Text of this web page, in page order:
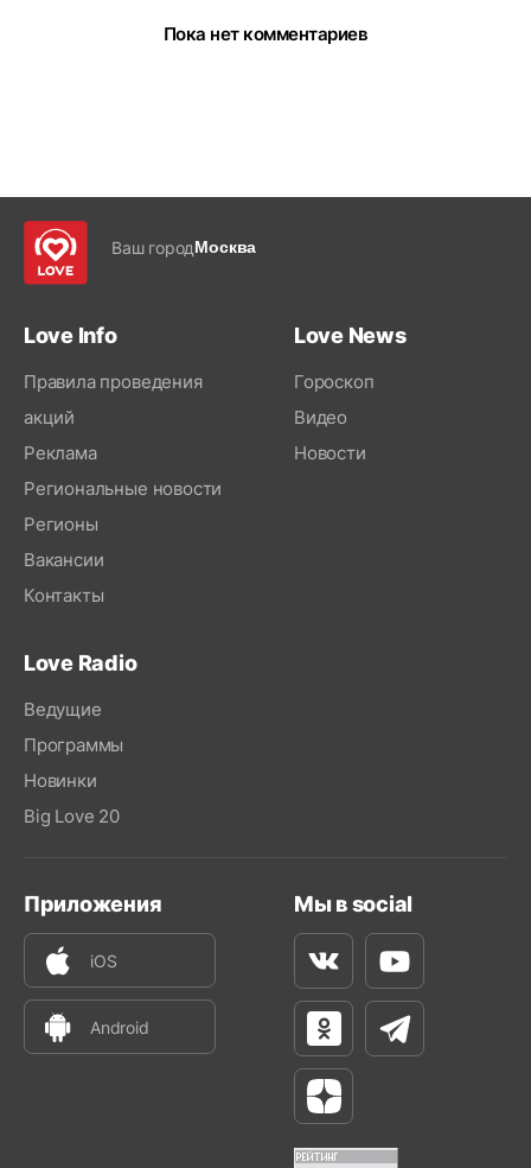
Пока нет комментариев
Ваш городМосква
Love Info
Правила проведения
акций
Реклама
Региональные новости
Регионы
Вакансии
Контакты
Love News
Гороскоп
Видео
Новости
Love Radio
Ведущие
Программы
Новинки
Big Love 20
Приложения
iOS
Android
Мы в social
ВконтактеYoutube
Одноклассники
Телеграм
Яндекс Дзен